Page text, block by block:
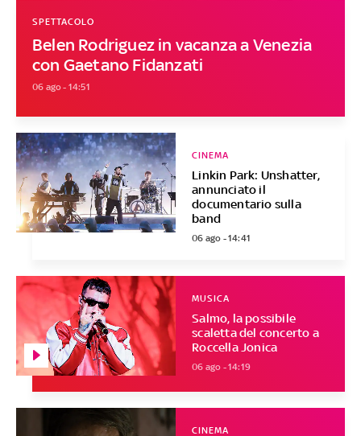
Belen Rodriguez in vacanza a Venezia
con Gaetano Fidanzati
SPETTACOLO
06 ago - 14:51
Linkin Park: Unshatter,
annunciato il
documentario sulla
band
CINEMA
06 ago - 14:41
Salmo, la possibile
scaletta del concerto a
Roccella Jonica
MUSICA
06 ago - 14:19
CINEMA